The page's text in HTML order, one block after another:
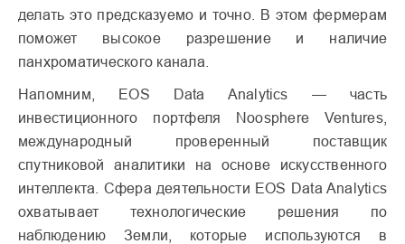
делать это предсказуемо и точно. В этом фермерам
поможет высокое разрешение и наличие
панхроматического канала.
Напомним, EOS Data Analytics — часть
инвестиционного портфеля Noosphere Ventures,
международный проверенный поставщик
спутниковой аналитики на основе искусственного
интеллекта. Сфера деятельности EOS Data Analytics
охватывает технологические решения по
наблюдению Земли, которые используются в